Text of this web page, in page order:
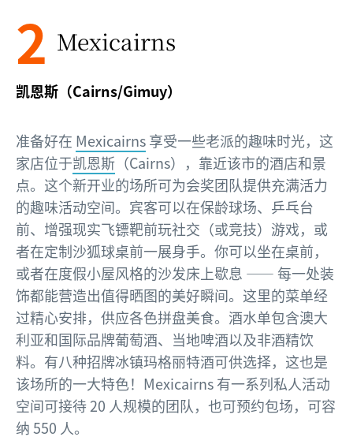
2 Mexicairns
凯恩斯（Cairns/Gimuy）
准备好在 Mexicairns享受一些老派的趣味时光，这
家店位于凯恩斯 （Cairns），靠近该市的酒店和景
点。这个新开业的场所可为会奖团队提供充满活力
的趣味活动空间。宾客可以在保龄球场、乒乓台
前、增强现实飞镖靶前玩社交（或竞技）游戏，或
者在定制沙狐球桌前一展身手。你可以坐在桌前，
或者在度假小屋风格的沙发床上歇息 —— 每一处装
饰都能营造出值得晒图的美好瞬间。这里的菜单经
过精心安排，供应各色拼盘美食。酒水单包含澳大
利亚和国际品牌葡萄酒、当地啤酒以及非酒精饮
料。有八种招牌冰镇玛格丽特酒可供选择，这也是
该场所的一大特色！Mexicairns 有一系列私人活动
空间可接待 20 人规模的团队，也可预约包场，可容
纳 550 人。